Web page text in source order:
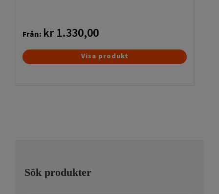
Från: kr1.330,00
Den
här
Visa produkt
Sök produkter